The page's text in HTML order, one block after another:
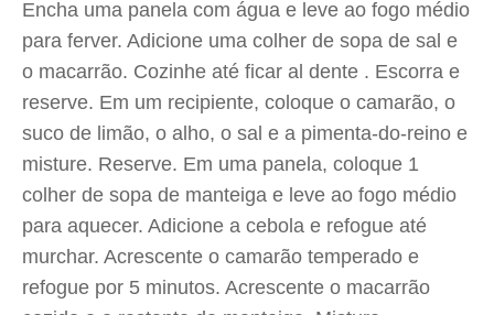
Encha uma panela com água e leve ao fogo médio
para ferver. Adicione uma colher de sopa de sal e
o macarrão. Cozinhe até ficar al dente . Escorra e
reserve. Em um recipiente, coloque o camarão, o
suco de limão, o alho, o sal e a pimenta-do-reino e
misture. Reserve. Em uma panela, coloque 1
colher de sopa de manteiga e leve ao fogo médio
para aquecer. Adicione a cebola e refogue até
murchar. Acrescente o camarão temperado e
refogue por 5 minutos. Acrescente o macarrão